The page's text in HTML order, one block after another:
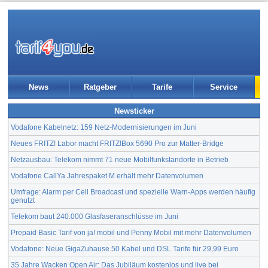
News Ratgeber Tarife Service
Newsticker
Vodafone Kabelnetz: 159 Netz-Modernisierungen im Juni
Neues FRITZ! Labor macht FRITZ!Box 5690 Pro zur Matter-Bridge
Netzausbau: Telekom nimmt 71 neue Mobilfunkstandorte in Betrieb
Vodafone CallYa Jahrespaket M erhält mehr Datenvolumen
Umfrage: Alarm per Cell Broadcast und spezielle Warn-Apps werden häufig
genutzt
Telekom baut 240.000 Glasfaseranschlüsse im Juni
Prepaid Basic Tarif von ja! mobil und Penny Mobil mit mehr Datenvolumen
Vodafone: Neue GigaZuhause 50 Kabel und DSL Tarife für 29,99 Euro
35 Jahre Wacken Open Air: Das Jubiläum kostenlos und live bei